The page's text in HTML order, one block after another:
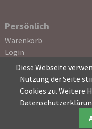
Persönlich
Navigation
überspringen
Warenkorb
Login
Registrierung
Passwort vergessen
Diese Webseite
Nutzung der Seite
Cookies zu. Weitere